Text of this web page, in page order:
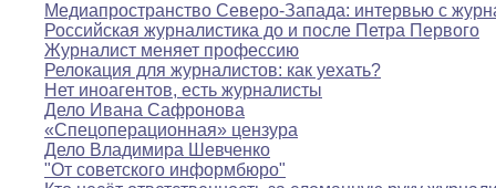
Медиапространство Северо-Запада: интервью с
Российская журналистика до и после Петра Первого
Журналист меняет профессию
Релокация для журналистов: как уехать?
Нет иноагентов, есть журналисты
Дело Ивана Сафронова
«Спецоперационная» цензура
Дело Владимира Шевченко
"От советского информбюро"